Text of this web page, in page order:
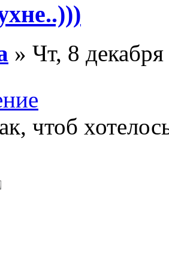
» Чт, 8
чтоб